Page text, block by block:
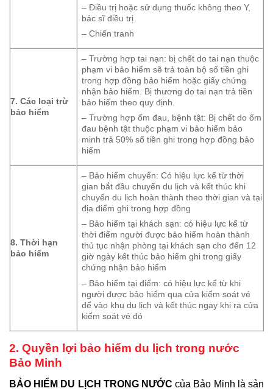
– Điều trị hoặc sử dụng thuốc không theo Y,
bác sĩ điều trị
– Chiến tranh
7. Các loại trừ
bảo hiểm
– Trường hợp tai nạn: bị chết do tai nạn thuộc
phạm vi bảo hiểm sẽ trả toàn bộ số tiền ghi
trong hợp đồng bảo hiểm hoặc giấy chứng
nhận bảo hiểm. Bị thương do tai nạn trả tiền
bảo hiểm theo quy định.
– Trường hợp ốm đau, bệnh tật: Bị chết do ốm
đau bệnh tật thuộc phạm vi bảo hiểm bảo
minh trả 50% số tiền ghi trong hợp đồng bảo
hiểm
8. Thời hạn
bảo hiểm
– Bảo hiểm chuyến: Có hiệu lực kể từ thời
gian bắt đầu chuyến du lịch và kết thúc khi
chuyến du lịch hoàn thành theo thời gian và tại
địa điểm ghi trong hợp đồng
– Bảo hiểm tại khách sạn: có hiệu lực kể từ
thời điểm người được bảo hiểm hoàn thành
thủ tục nhận phòng tại khách sạn cho đến 12
giờ ngày kết thúc bảo hiểm ghi trong giấy
chứng nhận bảo hiểm
– Bảo hiểm tại điểm: có hiệu lực kể từ khi
người được bảo hiểm qua cửa kiểm soát vé
để vào khu du lịch và kết thúc ngay khi ra cửa
kiểm soát vé đó
2. Quyền lợi bảo hiểm du lịch trong nước
Bảo Minh
BẢO HIỂM DU LỊCH TRONG NƯỚC của Bảo Minh là sản